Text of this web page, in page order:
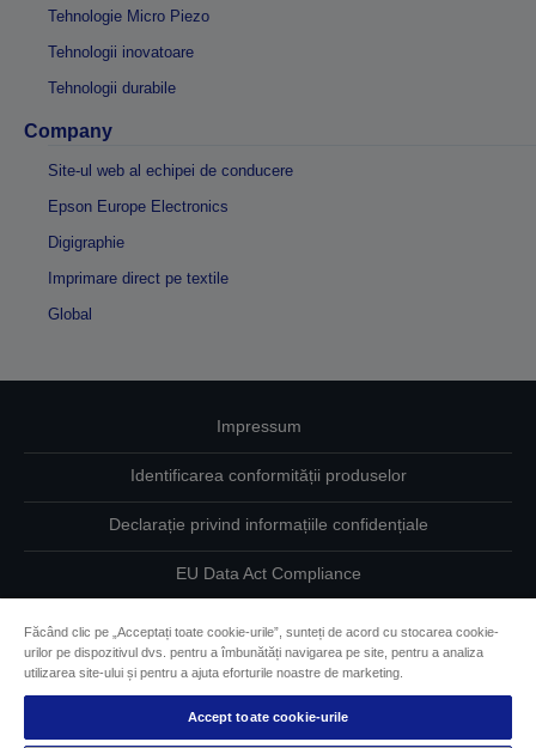
Tehnologie Micro Piezo
Tehnologii inovatoare
Tehnologii durabile
Company
Site-ul web al echipei de conducere
Epson Europe Electronics
Digigraphie
Imprimare direct pe textile
Global
Impressum
Identificarea conformității produselor
Declarație privind informațiile confidențiale
EU Data Act Compliance
Informaţii despre modulele cookie
Angajamentul Epson pe linie de accesibilitate
Făcând clic pe „Acceptați toate cookie-urile”, sunteți de acord cu stocarea cookie-
urilor pe dispozitivul dvs. pentru a îmbunătăți navigarea pe site, pentru a analiza
utilizarea site-ului și pentru a ajuta eforturile noastre de marketing.
Accept toate cookie-urile